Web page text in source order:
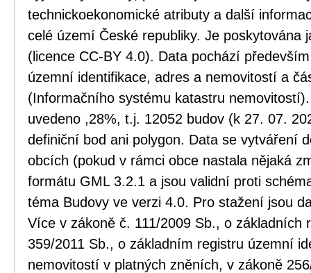
technickoekonomické atributy a další
celé území České republiky. Je poskytována
(licence CC-BY 4.0). Data pochází
územní identifikace, adres a nemovitostí a
(Informačního systému katastru
uvedeno ,28%, t.j. 12052 budov (k 27. 07.
definiční bod ani polygon. Data se vytváření
obcích (pokud v rámci obce nastala nějaká
formátu GML 3.2.1 a jsou validní proti
téma Budovy ve verzi 4.0. Pro stažení jsou
Více v zákoně č. 111/2009 Sb., o základních
359/2011 Sb., o základním registru územní
nemovitostí v platných zněních, v zákoně